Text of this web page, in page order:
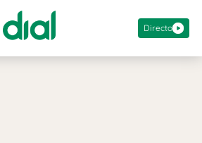
Directo